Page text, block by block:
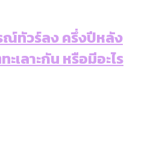
ณ์ทัวร์ลง ครึ่งปีหลัง
เลาะกัน หรือมีอะไร